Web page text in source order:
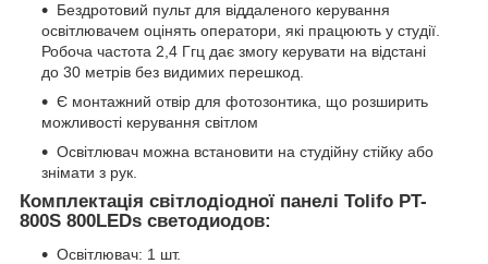
Бездротовий пульт для віддаленого керування
освітлювачем оцінять оператори, які працюють у студії.
Робоча частота 2,4 Ггц дає змогу керувати на відстані
до 30 метрів без видимих перешкод.
Є монтажний отвір для фотозонтика, що розширить
можливості керування світлом
Освітлювач можна встановити на студійну стійку або
знімати з рук.
Комплектація світлодіодної панелі Tolifo PT-
800S 800LEDs светодиодов:
Освітлювач: 1 шт.